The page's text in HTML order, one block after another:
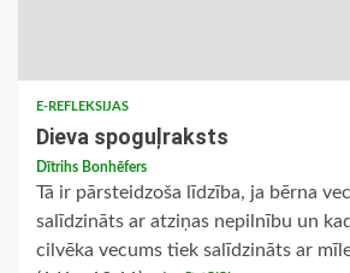
E-REFLEKSIJAS
Dieva spoguļraksts
Dītrihs Bonhēfers
Tā ir pārsteidzoša līdzība, ja bērna
salīdzināts ar atziņas nepilnību un
cilvēka vecums tiek salīdzināts ar